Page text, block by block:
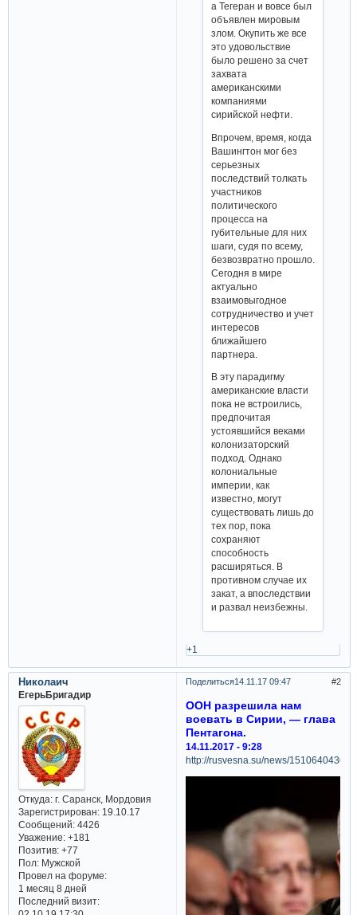
а Тегеран и вовсе был
объявлен мировым
злом. Окупить же все
это удовольствие
было решено за счет
захвата
американскими
компаниями
сирийской нефти.
Впрочем, время, когда
Вашингтон мог без
серьезных
последствий толкать
участников
политического
процесса на
губительные для них
шаги, судя по всему,
безвозвратно прошло.
Сегодня в мире
актуально
взаимовыгодное
сотрудничество и учет
интересов
ближайшего
партнера.
В эту парадигму
американские власти
пока не встроились,
предпочитая
устоявшийся веками
колонизаторский
подход. Однако
колониальные
империи, как
известно, могут
существовать лишь до
тех пор, пока
сохраняют
способность
расширяться. В
противном случае их
закат, а впоследствии
и развал неизбежны.
+1
Поделиться 2
14.11.17 09:47
Николаич
ЕгерьБригадир
Откуда:г. Саранск, Мордовия
Зарегистрирован: 19.10.17
Сообщений:4426
Уважение: +181
Позитив: +77
Пол:Мужской
Провел на форуме:
1 месяц 8 дней
Последний визит:
ООН разрешила нам
воевать в Сирии, — глава
Пентагона.
14.11.2017 - 9:28
http://rusvesna.su/news/1510640430